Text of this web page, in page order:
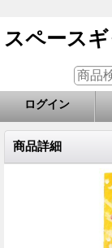
スペース
ログイン
商品詳細